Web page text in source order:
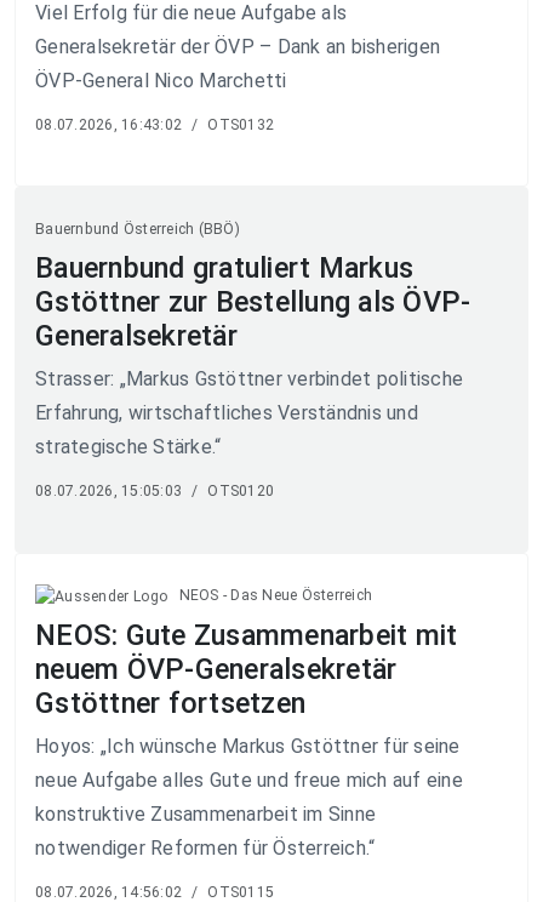
Viel Erfolg für die neue Aufgabe als
Generalsekretär der ÖVP – Dank an bisherigen
ÖVP-General Nico Marchetti
08.07.2026, 16:43:02 / OTS0132
Bauernbund Österreich (BBÖ)
Bauernbund gratuliert Markus
Gstöttner zur Bestellung als ÖVP-
Generalsekretär
Strasser: „Markus Gstöttner verbindet politische
Erfahrung, wirtschaftliches Verständnis und
strategische Stärke.“
08.07.2026, 15:05:03 / OTS0120
NEOS - Das Neue Österreich
NEOS: Gute Zusammenarbeit mit
neuem ÖVP-Generalsekretär
Gstöttner fortsetzen
Hoyos: „Ich wünsche Markus Gstöttner für seine
neue Aufgabe alles Gute und freue mich auf eine
konstruktive Zusammenarbeit im Sinne
notwendiger Reformen für Österreich.“
08.07.2026, 14:56:02 / OTS0115